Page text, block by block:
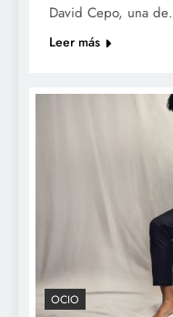
David Cepo, una
Leer más
OCIO